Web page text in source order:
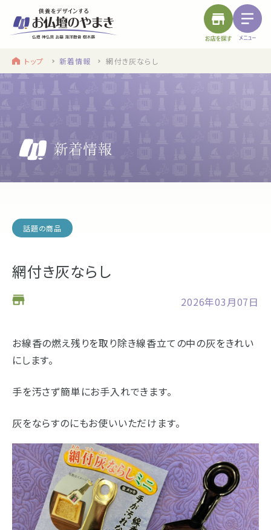
find a store
営業日時
9:00～18:00 毎週火曜日定休
所在地
〒434-0026
電話番号
053-586-7876
地図を開く 店舗評価 詳細を見る
浜松店の店舗情報
site menu
やまきについて
盆提灯・初盆で使う品・その他お盆用品
仏具
- セール情報
- 新着情報
トップ 新着情報 網付き灰ならし
話題の商品
網付き灰ならし
2026年03月07日
お線香の燃え残りを取り除き線香立ての中の灰をきれい
にします。
手を汚さず簡単にお手入れできます。
灰をならすのにもお使いいただけます。